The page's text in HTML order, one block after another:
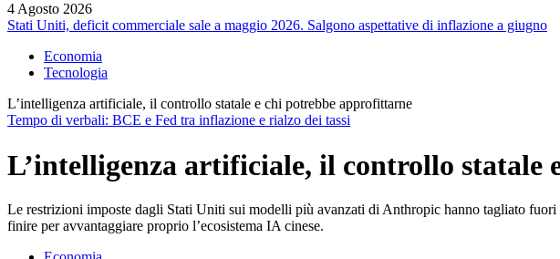
4 Agosto 2026
Stati Uniti, deficit commerciale sale a maggio 2026. Salgono aspettative di inflazione a giugno
Economia
Tecnologia
L’intelligenza artificiale, il controllo statale e chi potrebbe approfittarne
Tempo di verbali: BCE e Fed tra inflazione e rialzo dei tassi
L’intelligenza artificiale, il controllo statale
Le restrizioni imposte dagli Stati Uniti sui modelli più avanzati di Anthropic hanno tagliato fuori
finire per avvantaggiare proprio l’ecosistema IA cinese.